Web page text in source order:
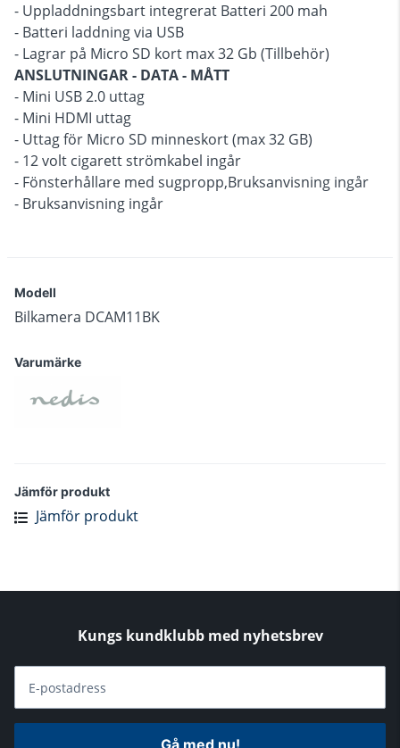
- Uppladdningsbart integrerat Batteri 200 mah
- Batteri laddning via USB
- Lagrar på Micro SD kort max 32 Gb (Tillbehör)
ANSLUTNINGAR - DATA - MÅTT
- Mini USB 2.0 uttag
- Mini HDMI uttag
- Uttag för Micro SD minneskort (max 32 GB)
- 12 volt cigarett strömkabel ingår
- Fönsterhållare med sugpropp,Bruksanvisning ingår
- Bruksanvisning ingår
Modell
Bilkamera DCAM11BK
Varumärke
Jämför produkt
Jämför produkt
Kungs kundklubb med nyhetsbrev
E-postadress
Gå med nu!